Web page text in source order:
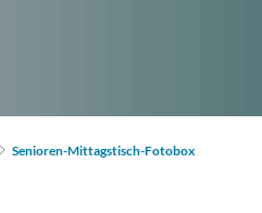
Senioren-Mittagstisch-Fotobox